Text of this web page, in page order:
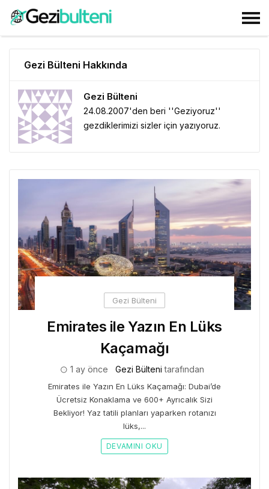
Gezi Bülteni Hakkında
Gezi Bülteni
24.08.2007'den beri ''Geziyoruz''
gezdiklerimizi sizler için yazıyoruz.
Gezi Bülteni
Emirates ile Yazın En Lüks
Kaçamağı
1 ay önce Gezi Bülteni tarafından
Emirates ile Yazın En Lüks Kaçamağı: Dubai’de
Ücretsiz Konaklama ve 600+ Ayrıcalık Sizi
Bekliyor! Yaz tatili planları yaparken rotanızı
lüks,...
DEVAMINI OKU